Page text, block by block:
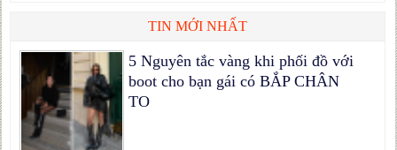
TIN MỚI NHẤT
5 Nguyên tắc vàng khi phối đồ với
boot cho bạn gái có BẮP CHÂN
TO